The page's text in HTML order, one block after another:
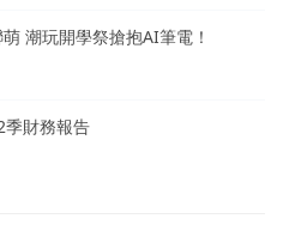
潮玩開學祭搶抱AI筆電！
財務報告